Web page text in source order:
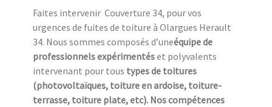
Faites intervenir Couverture 34, pour vos
urgences de fuites de toiture à Olargues Herault
34. Nous sommes composés d’uneéquipe de
professionnels expérimentéset polyvalents
intervenant pour tous types de toitures
(photovoltaïques, toiture en ardoise, toiture-
terrasse, toiture plate, etc). Nos compétences